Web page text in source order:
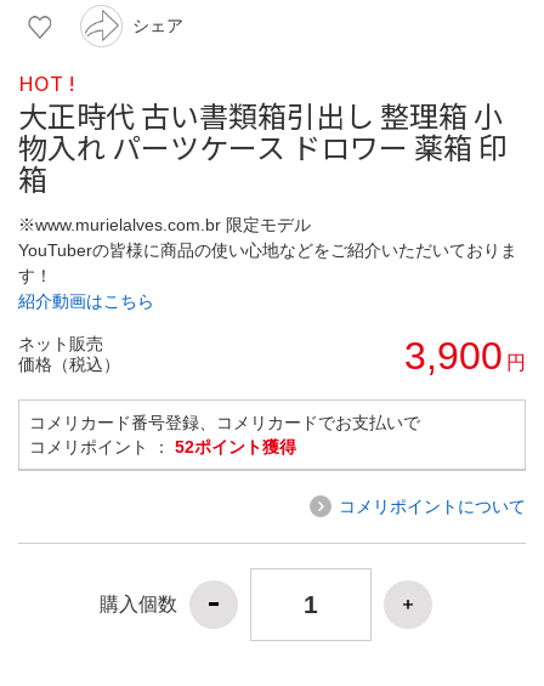
シェア
HOT !
大正時代 古い書類箱引出し 整理箱 小
物入れ パーツケース ドロワー 薬箱 印
箱
※www.murielalves.com.br 限定モデル
YouTuberの皆様に商品の使い心地などをご紹介いただいておりま
す！
紹介動画はこちら
ネット販売
価格（税込）
3,900 円
コメリカード番号登録、コメリカードでお支払いで
コメリポイント ： 52ポイント獲得
コメリポイントについて
購入個数